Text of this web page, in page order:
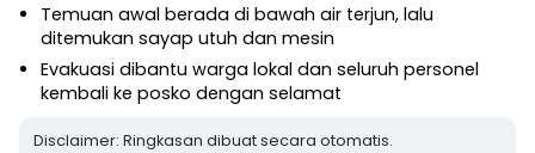
Temuan awal berada di bawah air terjun, lalu
ditemukan sayap utuh dan mesin
Evakuasi dibantu warga lokal dan seluruh personel
kembali ke posko dengan selamat
Disclaimer: Ringkasan dibuat secara otomatis.